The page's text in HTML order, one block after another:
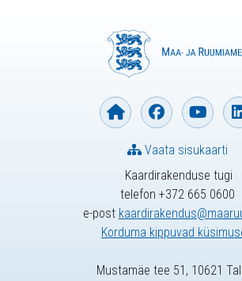
Kaardirakenduse tugi
telefon +372 665 0600
e-post
Korduma kippuvad
Vaata sisukaarti
Mustamäe tee 51, 10621